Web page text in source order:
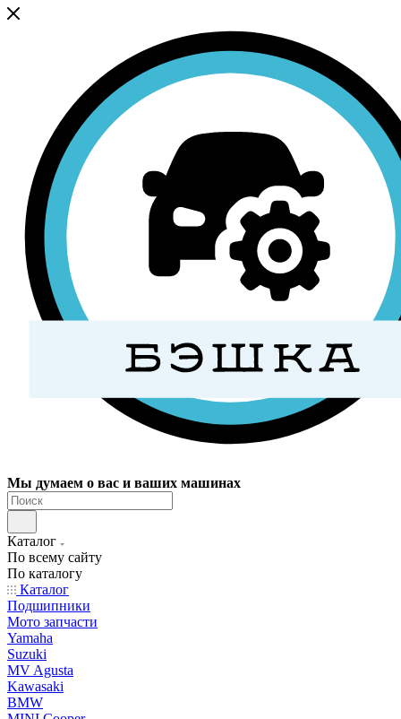
Мы думаем о вас и ваших машинах
Каталог
По всему сайту
По каталогу
Каталог
Подшипники
Мото запчасти
Yamaha
Suzuki
MV Agusta
Kawasaki
BMW